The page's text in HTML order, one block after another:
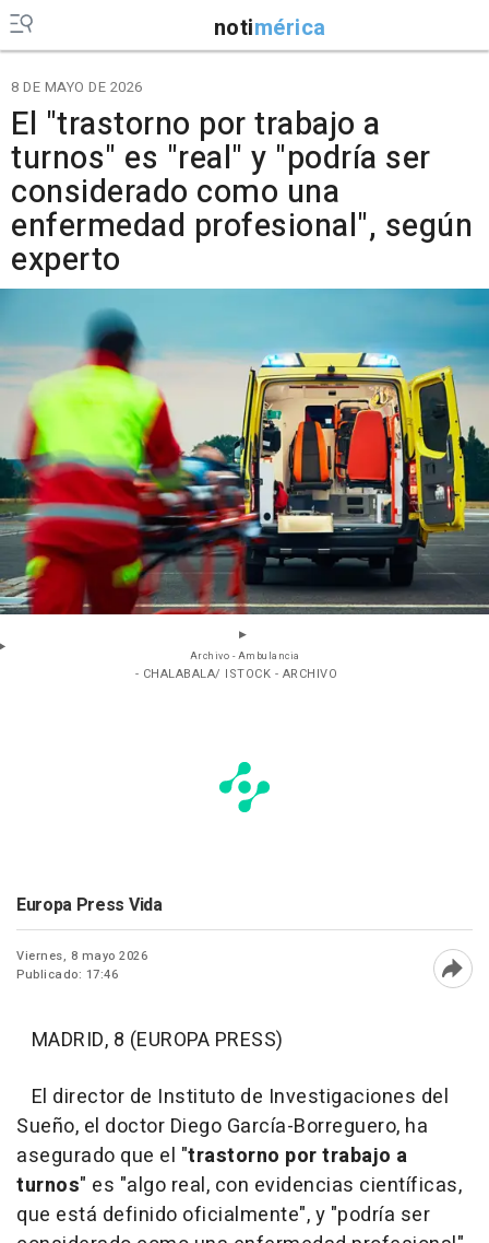
notimérica
8 DE MAYO DE 2026
El "trastorno por trabajo a
turnos" es "real" y "podría ser
considerado como una
enfermedad profesional", según
experto
Archivo - Ambulancia
- CHALABALA/ ISTOCK - ARCHIVO
Europa Press Vida
Viernes, 8 mayo 2026
Publicado: 17:46
MADRID, 8 (EUROPA PRESS)
El director de Instituto de Investigaciones del
Sueño, el doctor Diego García-Borreguero, ha
asegurado que el "trastorno por trabajo a
turnos" es "algo real, con evidencias científicas,
que está definido oficialmente", y "podría ser